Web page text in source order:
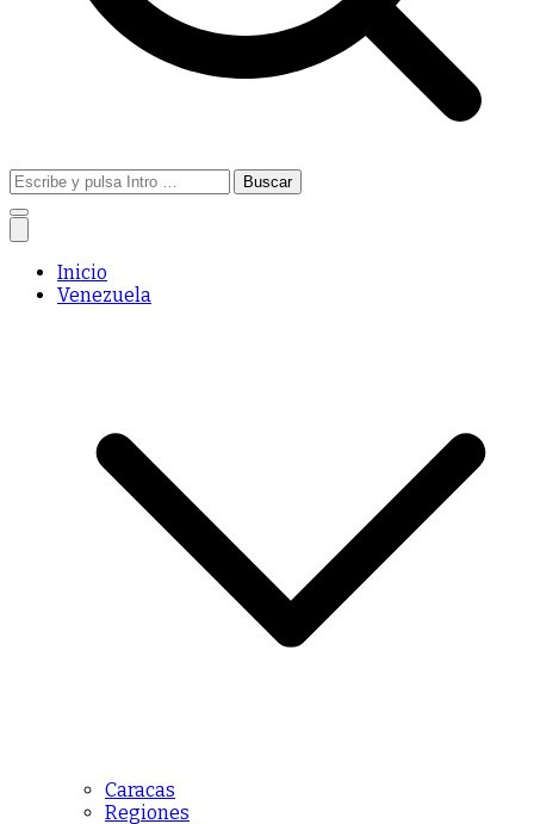
Buscar:
Inicio
Venezuela
Caracas
Regiones